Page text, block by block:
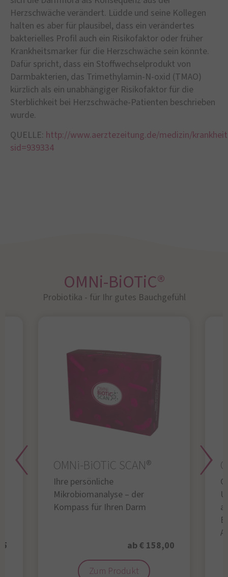
Herzschwäche verändert. Lüdde und seine Kollegen
halten es aber für plausibel, dass ein verändertes
bakterielles Profil auch ein Risikofaktor oder früher
Krankheitsmarker für die Herzschwäche sein könnte.
Dafür spricht, dass ein Stoffwechselprodukt von
Darmbakterien, das Trimethylamin-N-oxid (TMAO)
kürzlich als ein unabhängiger Risikofaktor für die
Sterblichkeit bei Herzschwäche-Patienten beschrieben
wurde.
QUELLE: http://www.aerztezeitung.de/medizin/
sid=939334
OMNi-BiOTiC®
Probiotika - für Ihr gutes Bauchgefühl​
OMNi-BiOTiC SCAN®
Ihre persönliche
Mikrobiomanalyse – der
Kompass für Ihren Darm
ab € 158,00
Zum Produkt